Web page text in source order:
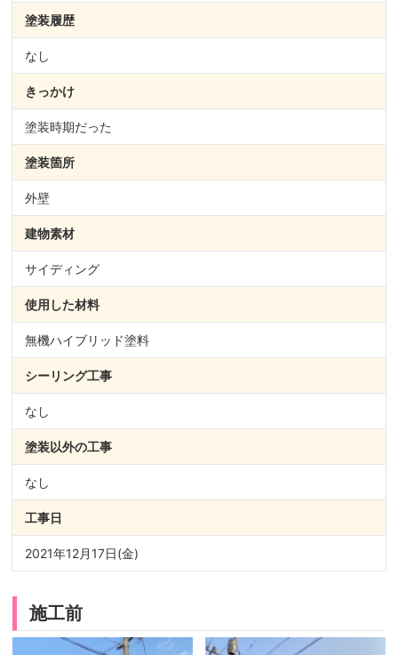
塗装履歴
なし
きっかけ
塗装時期だった
塗装箇所
外壁
建物素材
サイディング
使用した材料
無機ハイブリッド塗料
シーリング工事
なし
塗装以外の工事
なし
工事日
2021年12月17日(金)
施工前